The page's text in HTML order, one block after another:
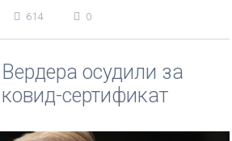
614 0
осудили за
сертификат